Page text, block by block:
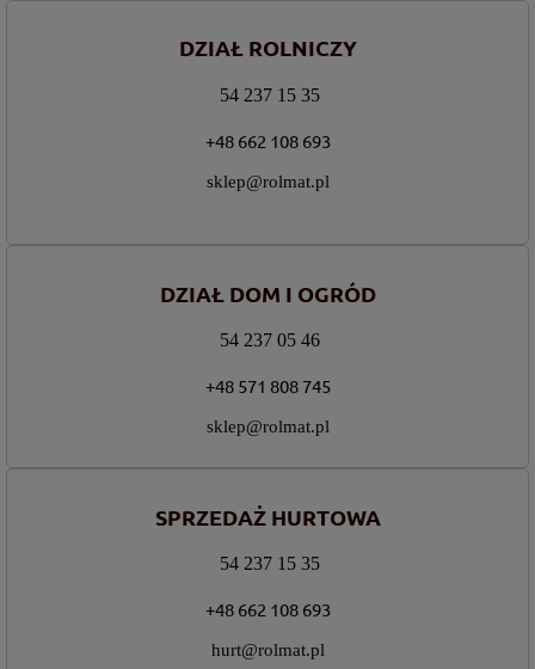
DZIAŁ ROLNICZY
54 237 15 35
+48 662 108 693
sklep@rolmat.pl
DZIAŁ DOM I OGRÓD
54 237 05 46
+48 571 808 745
sklep@rolmat.pl
SPRZEDAŻ HURTOWA
54 237 15 35
+48 662 108 693
hurt@rolmat.pl